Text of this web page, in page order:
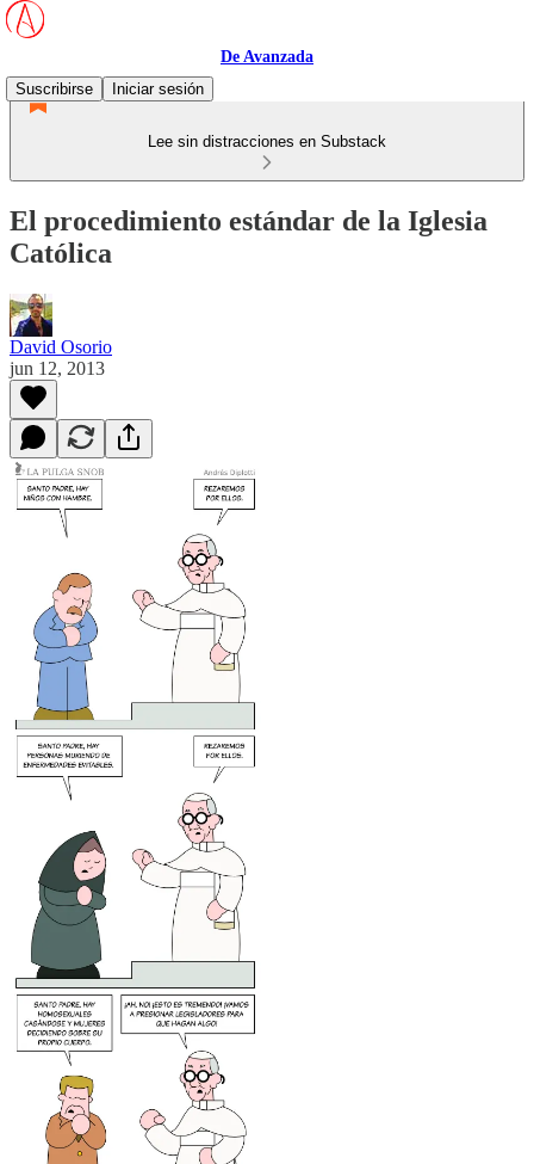
De Avanzada
Suscribirse
Iniciar sesión
Lee sin distracciones en Substack
El procedimiento estándar de la Iglesia
Católica
David Osorio
jun 12, 2013